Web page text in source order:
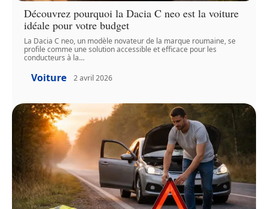
Découvrez pourquoi la Dacia C neo est la voiture
idéale pour votre budget
La Dacia C neo, un modèle novateur de la marque roumaine, se
profile comme une solution accessible et efficace pour les
conducteurs à la…
Voiture 2 avril 2026